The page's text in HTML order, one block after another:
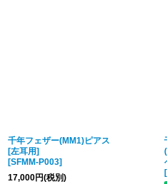
千年フェザー(MM1)ピアス
[左耳用]
[SFMM-P003]
17,000円(税別)
[